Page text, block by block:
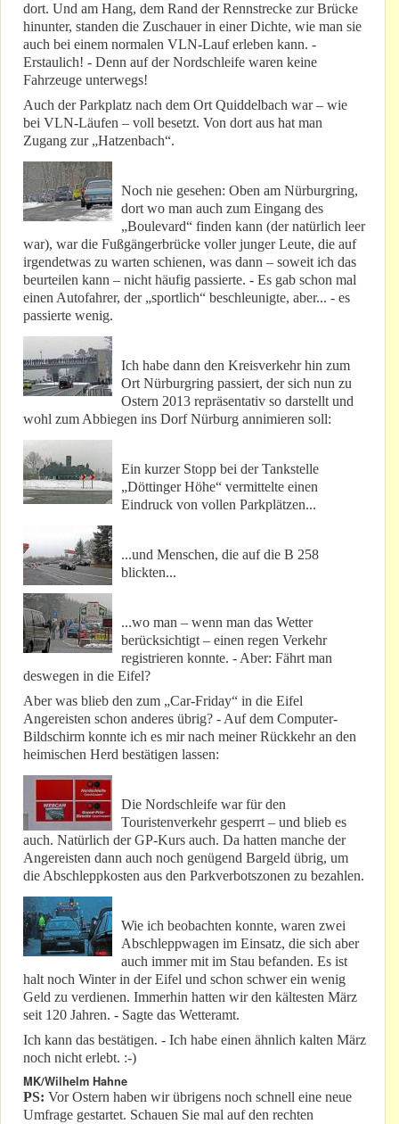
dort. Und am Hang, dem Rand der Rennstrecke zur Brücke
hinunter, standen die Zuschauer in einer Dichte, wie man sie
auch bei einem normalen VLN-Lauf erleben kann. -
Erstaulich! - Denn auf der Nordschleife waren keine
Fahrzeuge unterwegs!
Auch der Parkplatz nach dem Ort Quiddelbach war – wie
bei VLN-Läufen – voll besetzt. Von dort aus hat man
Zugang zur „Hatzenbach“.
Noch nie gesehen: Oben am Nürburgring,
dort wo man auch zum Eingang des
„Boulevard“ finden kann (der natürlich leer
war), war die Fußgängerbrücke voller junger Leute, die auf
irgendetwas zu warten schienen, was dann – soweit ich das
beurteilen kann – nicht häufig passierte. - Es gab schon mal
einen Autofahrer, der „sportlich“ beschleunigte, aber... - es
passierte wenig.
Ich habe dann den Kreisverkehr hin zum
Ort Nürburgring passiert, der sich nun zu
Ostern 2013 repräsentativ so darstellt und
wohl zum Abbiegen ins Dorf Nürburg annimieren soll:
Ein kurzer Stopp bei der Tankstelle
„Döttinger Höhe“ vermittelte einen
Eindruck von vollen Parkplätzen...
...und Menschen, die auf die B 258
blickten...
...wo man – wenn man das Wetter
berücksichtigt – einen regen Verkehr
registrieren konnte. - Aber: Fährt man
deswegen in die Eifel?
Aber was blieb den zum „Car-Friday“ in die Eifel
Angereisten schon anderes übrig? - Auf dem Computer-
Bildschirm konnte ich es mir nach meiner Rückkehr an den
heimischen Herd bestätigen lassen:
Die Nordschleife war für den
Touristenverkehr gesperrt – und blieb es
auch. Natürlich der GP-Kurs auch. Da hatten manche der
Angereisten dann auch noch genügend Bargeld übrig, um
die Abschleppkosten aus den Parkverbotszonen zu bezahlen.
Wie ich beobachten konnte, waren zwei
Abschleppwagen im Einsatz, die sich aber
auch immer mit im Stau befanden. Es ist
halt noch Winter in der Eifel und schon schwer ein wenig
Geld zu verdienen. Immerhin hatten wir den kältesten März
seit 120 Jahren. - Sagte das Wetteramt.
Ich kann das bestätigen. - Ich habe einen ähnlich kalten März
noch nicht erlebt. :-)
MK/Wilhelm Hahne
PS: Vor Ostern haben wir übrigens noch schnell eine neue
Umfrage gestartet. Schauen Sie mal auf den rechten